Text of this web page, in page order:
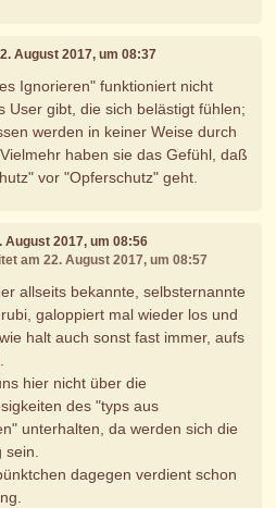
August 2017, um 08:37
Ignorieren" funktioniert nicht
User gibt, die sich belästigt fühlen;
werden in keiner Weise durch
haben sie das Gefühl, daß
vor "Opferschutz" geht.
August 2017, um 08:56
am 22. August 2017, um 08:57
allseits bekannte, selbsternannte
galoppiert mal wieder los und
halt auch sonst fast immer, aufs
hier nicht über die
des "typs aus
unterhalten, da werden sich die
sein.
dagegen verdient schon